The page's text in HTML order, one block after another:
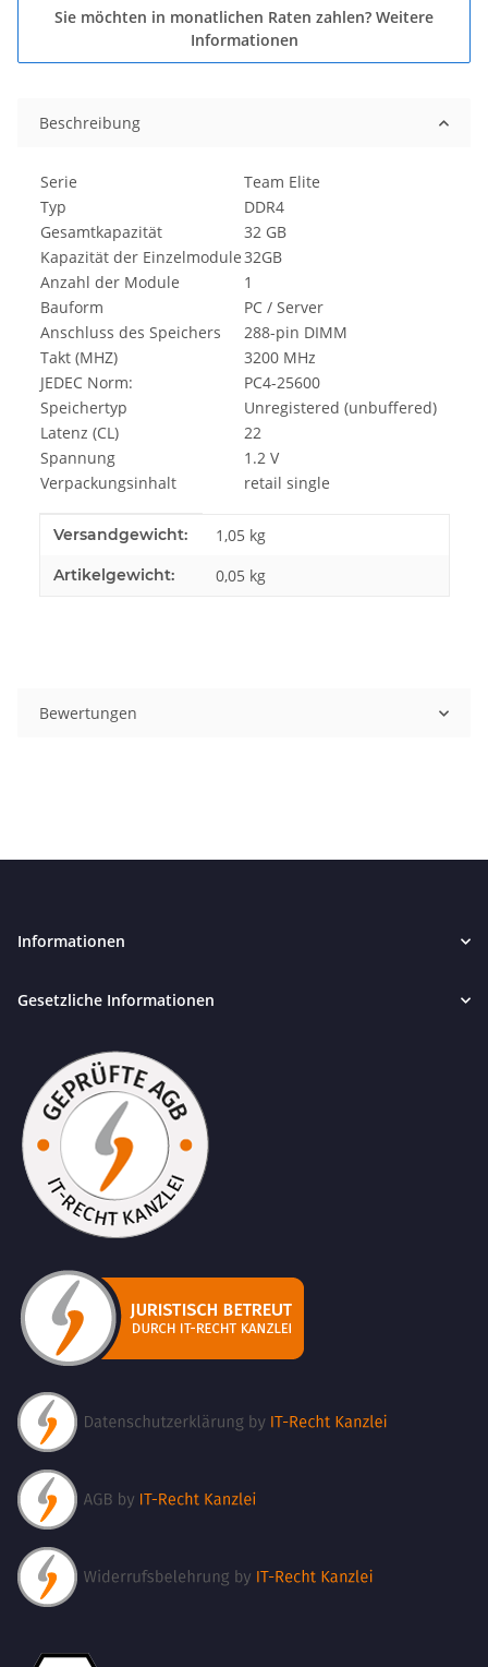
Sie möchten in monatlichen Raten zahlen? Weitere
Informationen
Beschreibung
Serie
Team Elite
Typ
DDR4
Gesamtkapazität
32 GB
Kapazität der Einzelmodule32GB
Anzahl der Module
1
Bauform
PC / Server
Anschluss des Speichers
288-pin DIMM
Takt (MHZ)
3200 MHz
JEDEC Norm:
PC4-25600
Speichertyp
Unregistered (unbuffered)
Latenz (CL)
22
Spannung
1.2 V
Verpackungsinhalt
retail single
Produkteigenschaft
Wert
Versandgewicht: 1,05 kg
Artikelgewicht: 0,05 kg
Bewertungen
Informationen
Gesetzliche Informationen